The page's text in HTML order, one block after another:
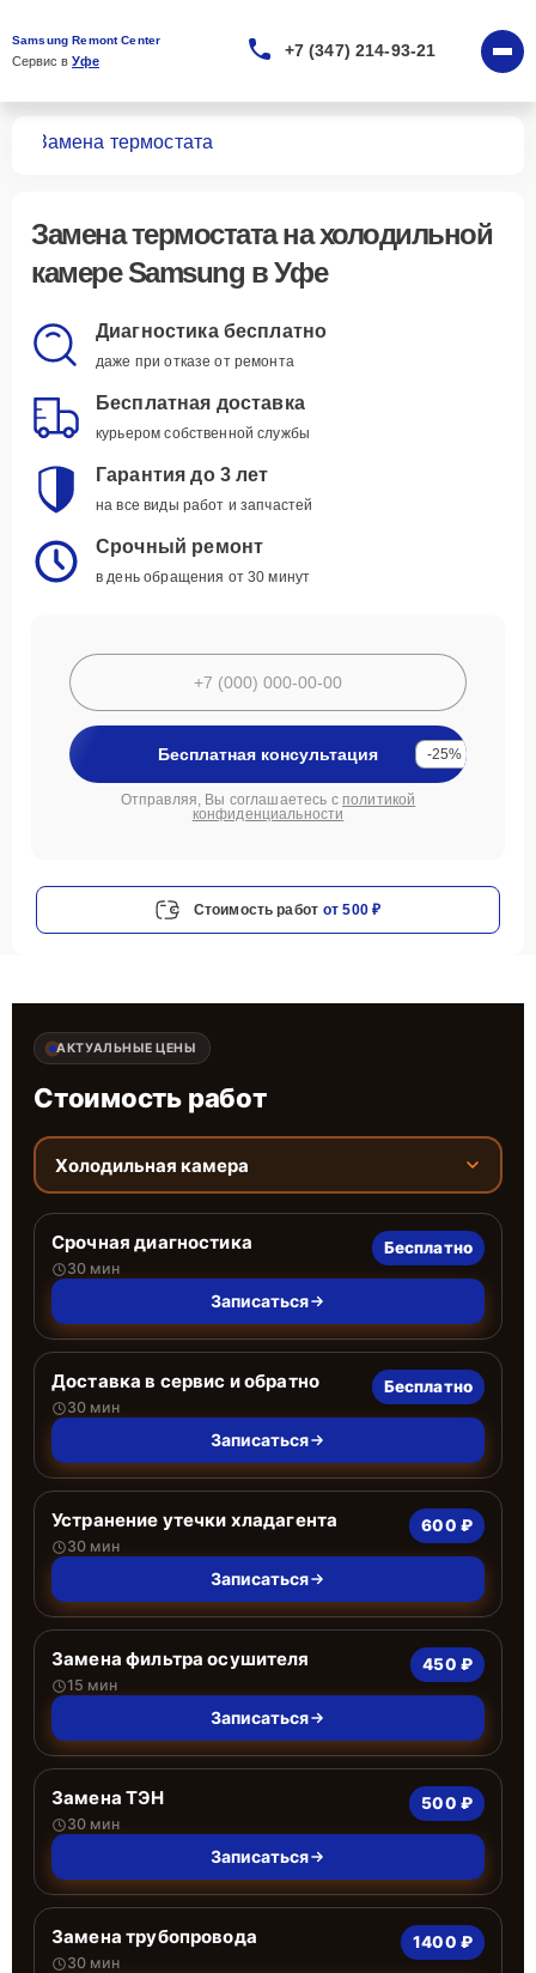
Samsung Remont Center
Сервис в Уфе
+7 (347) 214-93-21
Замена термостата
Замена термостатана холодильной
камере Samsung в Уфе
Диагностика бесплатно
даже при отказе от ремонта
Бесплатная доставка
курьером собственной службы
Гарантия до 3 лет
на все виды работ и запчастей
Срочный ремонт
в день обращения от 30 минут
Бесплатная консультация -25%
Отправляя, Вы соглашаетесь с политикой
конфиденциальности
Стоимость работ от 500 ₽
АКТУАЛЬНЫЕ ЦЕНЫ
Стоимость работ
Холодильная камера
Срочная диагностика
30 мин
Бесплатно
Записаться
Доставка в сервис и обратно
30 мин
Бесплатно
Записаться
Устранение утечки хладагента
30 мин
600 ₽
Записаться
Замена фильтра осушителя
15 мин
450 ₽
Записаться
Замена ТЭН
30 мин
500 ₽
Записаться
Замена трубопровода
30 мин
1400 ₽